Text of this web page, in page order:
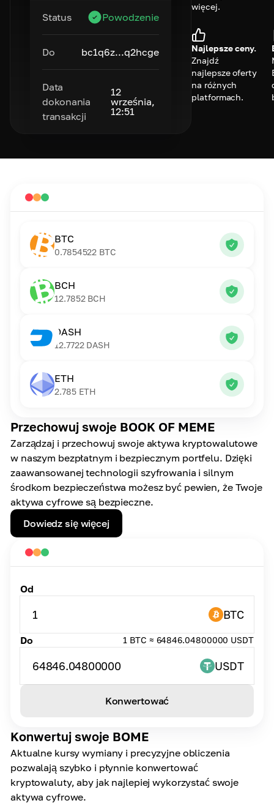
Status Powodzenie
Do bc1q6z...q2hcge
Data
dokonania
transakcji
12
września,
12:51
więcej.
Najlepsze ceny.
Znajdź
najlepsze oferty
na różnych
platformach.
Przechowuj swoje BOOK OF MEME
Zarządzaj i przechowuj swoje aktywa kryptowalutowe
w naszym bezpłatnym i bezpiecznym portfelu. Dzięki
zaawansowanej technologii szyfrowania i silnym
środkom bezpieczeństwa możesz być pewien, że Twoje
aktywa cyfrowe są bezpieczne.
Dowiedz się więcej
BTC
0.7854522 BTC
BCH
12.7852 BCH
DASH
12.7722 DASH
ETH
2.785 ETH
Konwertuj swoje BOME
Aktualne kursy wymiany i precyzyjne obliczenia
pozwalają szybko i płynnie konwertować
kryptowaluty, aby jak najlepiej wykorzystać swoje
aktywa cyfrowe.
Od
1 BTC
Do 1 BTC ≈ 64846.04800000 USDT
64846.04800000 USDT
Konwertować